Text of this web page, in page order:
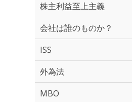
株主利益至上主義
会社は誰のものか？
ISS
外為法
MBO